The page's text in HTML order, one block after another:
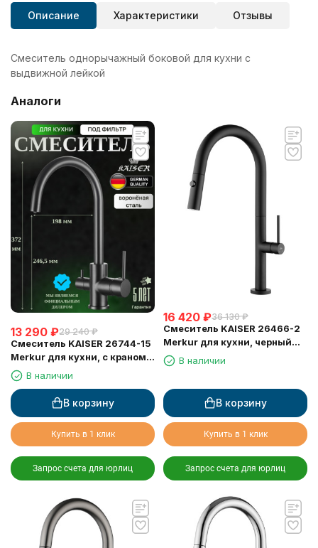
Описание Характеристики Отзывы
Смеситель однорычажный боковой для кухни с
выдвижной лейкой
Аналоги
13 290 ₽29 240 ₽
Смеситель KAISER 26744-15
Merkur для кухни, с краном
для питьевой воды,
воронёная сталь
В наличии
В корзину
Купить в 1 клик
Запрос счета для юрлиц
16 420 ₽36 130 ₽
Смеситель KAISER 26466-2
Merkur для кухни, черный
матовый
В наличии
В корзину
Купить в 1 клик
Запрос счета для юрлиц